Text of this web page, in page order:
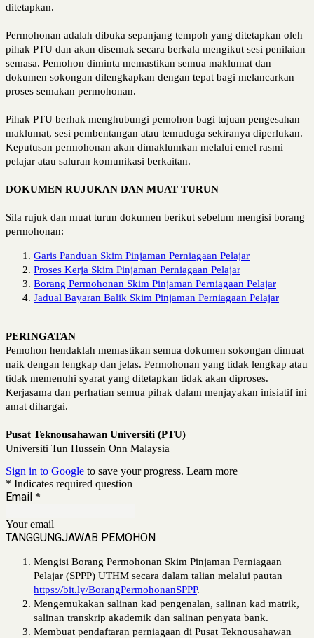
ditetapkan.
Permohonan adalah dibuka sepanjang tempoh yang ditetapkan oleh
pihak PTU dan akan disemak secara berkala mengikut sesi penilaian
semasa. Pemohon diminta memastikan semua maklumat dan
dokumen sokongan dilengkapkan dengan tepat bagi melancarkan
proses semakan permohonan.
Pihak PTU berhak menghubungi pemohon bagi tujuan pengesahan
maklumat, sesi pembentangan atau temuduga sekiranya diperlukan.
Keputusan permohonan akan dimaklumkan melalui emel rasmi
pelajar atau saluran komunikasi berkaitan.
DOKUMEN RUJUKAN DAN MUAT TURUN
Sila rujuk dan muat turun dokumen berikut sebelum mengisi borang
permohonan:
Garis Panduan Skim Pinjaman Perniagaan Pelajar
Proses Kerja Skim Pinjaman Perniagaan Pelajar
Borang Permohonan Skim Pinjaman Perniagaan Pelajar
Jadual Bayaran Balik Skim Pinjaman Perniagaan Pelajar
PERINGATAN
Pemohon hendaklah memastikan semua dokumen sokongan dimuat
naik dengan lengkap dan jelas. Permohonan yang tidak lengkap atau
tidak memenuhi syarat yang ditetapkan tidak akan diproses.
Kerjasama dan perhatian semua pihak dalam menjayakan inisiatif ini
amat dihargai.
Pusat Teknousahawan Universiti (PTU)
Universiti Tun Hussein Onn Malaysia
Sign in to Google to save your progress. Learn more
* Indicates required question
Email *
Your email
TANGGUNGJAWAB PEMOHON
Mengisi Borang Permohonan Skim Pinjaman Perniagaan
Pelajar (SPPP) UTHM secara dalam talian melalui pautan
https://bit.ly/BorangPermohonanSPPP.
Mengemukakan salinan kad pengenalan, salinan kad matrik,
salinan transkrip akademik dan salinan penyata bank.
Membuat pendaftaran perniagaan di Pusat Teknousahawan